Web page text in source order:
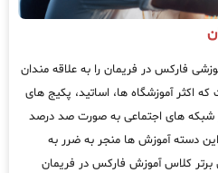
فارکس در فریمان را به علاقه مندان
اکثر آموزشگاه ها، اساتید، پکیج های
شبکه های اجتماعی به صورت صد درصد
دسته آموزش ها منجر به ضرر به
برتر کلاس آموزش فارکس در فریمان